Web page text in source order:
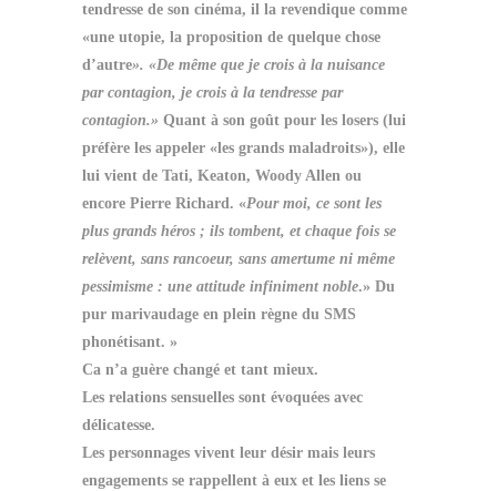
tendresse de son cinéma, il la revendique comme
«une utopie, la proposition de quelque chose
d’autre». «De même que je crois à la nuisance
par contagion, je crois à la tendresse par
contagion.» Quant à son goût pour les losers (lui
préfère les appeler «les grands maladroits»), elle
lui vient de Tati, Keaton, Woody Allen ou
encore Pierre Richard. «Pour moi, ce sont les
plus grands héros ; ils tombent, et chaque fois se
relèvent, sans rancoeur, sans amertume ni même
pessimisme : une attitude infiniment noble.» Du
pur marivaudage en plein règne du SMS
phonétisant. »
Ca n’a guère changé et tant mieux.
Les relations sensuelles sont évoquées avec
délicatesse.
Les personnages vivent leur désir mais leurs
engagements se rappellent à eux et les liens se